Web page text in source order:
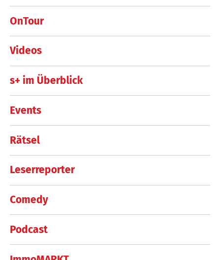
OnTour
Videos
s+ im Überblick
Events
Rätsel
Leserreporter
Comedy
Podcast